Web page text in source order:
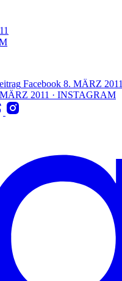
Facebook 8. MÄRZ 2011
2011 · INSTAGRAM